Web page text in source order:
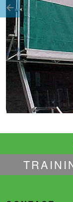
Previous